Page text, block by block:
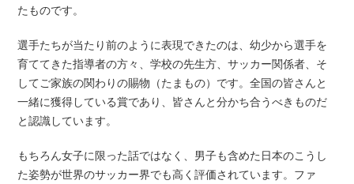
たものです。
選手たちが当たり前のように表現できたのは、幼少から選手を
育ててきた指導者の方々、学校の先生方、サッカー関係者、そ
してご家族の関わりの賜物（たまもの）です。全国の皆さんと
一緒に獲得している賞であり、皆さんと分かち合うべきものだ
と認識しています。
もちろん女子に限った話ではなく、男子も含めた日本のこうし
た姿勢が世界のサッカー界でも高く評価されています。ファ